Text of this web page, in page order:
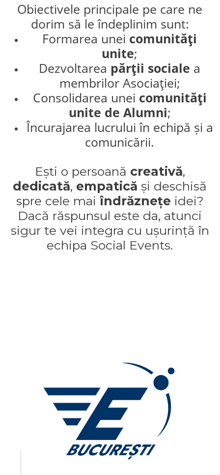
Obiectivele principale pe care ne
dorim să le îndeplinim sunt:
Formarea unei comunităţi
unite;
Dezvoltarea părţii sociale a
membrilor Asociaţiei;
Consolidarea unei comunităţi
unite de Alumni;
Încurajarea lucrului în echipă și a
comunicării.
Ești o persoană creativă,
dedicată, empatică și deschisă
spre cele maiîndrăznețe idei?
Dacă răspunsul este da, atunci
sigur te vei integra cu ușurință în
echipa Social Events.